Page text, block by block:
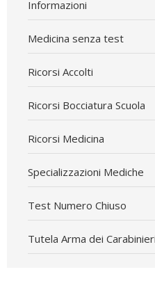
Informazioni
Medicina senza test
Ricorsi Accolti
Ricorsi Bocciatura Scuola
Ricorsi Medicina
Specializzazioni Mediche
Test Numero Chiuso
Tutela Arma dei